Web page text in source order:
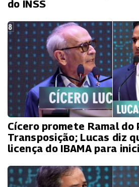
do INSS
Cícero promete Ramal do
Transposição; Lucas diz
licença do IBAMA para